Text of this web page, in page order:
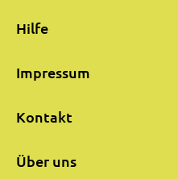
Hilfe
Impressum
Kontakt
Über uns